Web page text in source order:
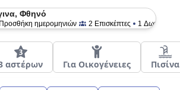
Φθηνό
Προσθήκη ημερομηνιών 2 Επισκέπτες 1 Δωμάτιο
αστέρων Για Οικογένειες Πισίνα